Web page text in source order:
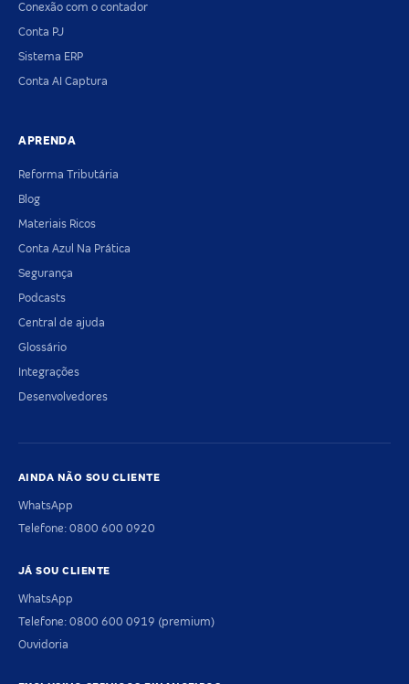
Conexão com o contador
Conta PJ
Sistema ERP
Conta AI Captura
APRENDA
Reforma Tributária
Blog
Materiais Ricos
Conta Azul Na Prática
Segurança
Podcasts
Central de ajuda
Glossário
Integrações
Desenvolvedores
AINDA NÃO SOU CLIENTE
WhatsApp
Telefone: 0800 600 0920
JÁ SOU CLIENTE
WhatsApp
Telefone: 0800 600 0919 (premium)
Ouvidoria